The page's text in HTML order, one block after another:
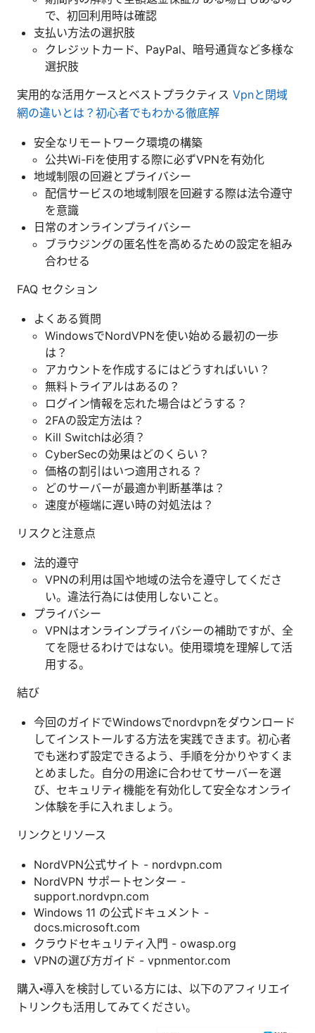
で、初回利用時は確認
支払い方法の選択肢
クレジットカード、PayPal、暗号通貨など多様な
選択肢
実用的な活用ケースとベストプラクティス Vpnと閉域
網の違いとは？初心者でもわかる徹底解
安全なリモートワーク環境の構築
公共Wi-Fiを使用する際に必ずVPNを有効化
地域制限の回避とプライバシー
配信サービスの地域制限を回避する際は法令遵守
を意識
日常のオンラインプライバシー
ブラウジングの匿名性を高めるための設定を組み
合わせる
FAQ セクション
よくある質問
WindowsでNordVPNを使い始める最初の一歩
は？
アカウントを作成するにはどうすればいい？
無料トライアルはあるの？
ログイン情報を忘れた場合はどうする？
2FAの設定方法は？
Kill Switchは必須？
CyberSecの効果はどのくらい？
価格の割引はいつ適用される？
どのサーバーが最適か判断基準は？
速度が極端に遅い時の対処法は？
リスクと注意点
法的遵守
VPNの利用は国や地域の法令を遵守してくださ
い。違法行為には使用しないこと。
プライバシー
VPNはオンラインプライバシーの補助ですが、全
てを隠せるわけではない。使用環境を理解して活
用する。
結び
今回のガイドでWindowsでnordvpnをダウンロード
してインストールする方法を実践できます。初心者
でも迷わず設定できるよう、手順を分かりやすくま
とめました。自分の用途に合わせてサーバーを選
び、セキュリティ機能を有効化して安全なオンライ
ン体験を手に入れましょう。
リンクとリソース
NordVPN公式サイト - nordvpn.com
NordVPN サポートセンター -
support.nordvpn.com
Windows 11 の公式ドキュメント -
docs.microsoft.com
クラウドセキュリティ入門 - owasp.org
VPNの選び方ガイド - vpnmentor.com
購入・導入を検討している方には、以下のアフィリエイ
トリンクも活用してみてください。